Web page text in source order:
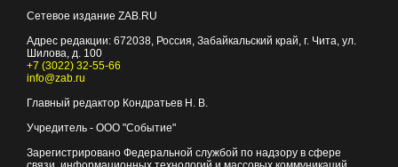
Сетевое издание ZAB.RU
Адрес редакции: 672038, Россия, Забайкальский край, г. Чита, ул.
Шилова, д. 100
+7 (3022) 32-55-66
info@zab.ru
Главный редактор Кондратьев Н. В.
Учредитель - ООО "Событие"
Зарегистрировано Федеральной службой по надзору в сфере